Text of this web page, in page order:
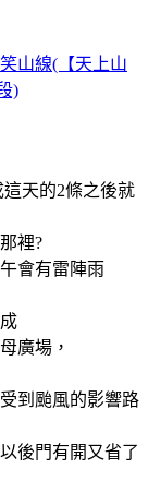
山線(【天上山
)
天的2條之後就
裡?
會有雷陣雨
廣場，
到颱風的影響路
後門有開又省了